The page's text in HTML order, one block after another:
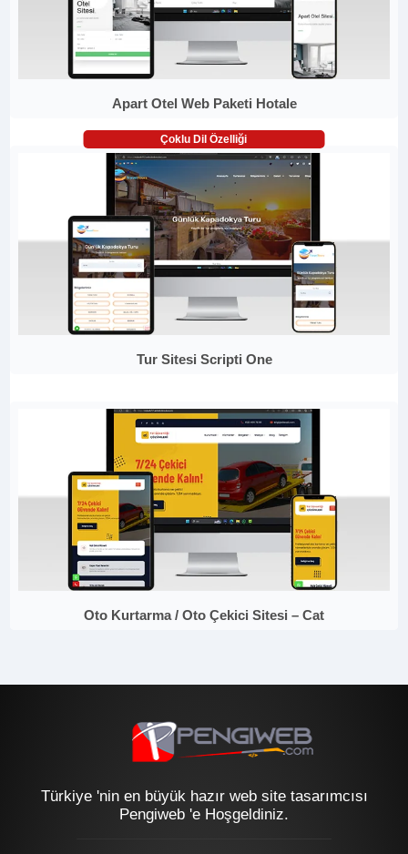
Apart Otel Web Paketi Hotale
Çoklu Dil Özelliği
Tur Sitesi Scripti One
Oto Kurtarma / Oto Çekici Sitesi – Cat
Türkiye 'nin en büyük hazır web site tasarımcısı
Pengiweb 'e Hoşgeldiniz.